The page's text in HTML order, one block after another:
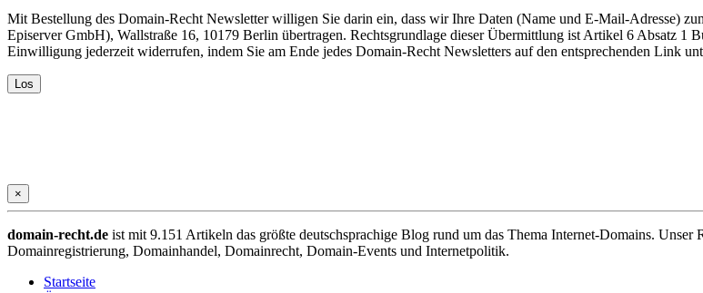
Mit Bestellung des Domain-Recht Newsletter willigen Sie darin ein, dass wir Ihre Daten (Name und E-Mail-Adresse)
Episerver GmbH), Wallstraße 16, 10179 Berlin übertragen. Rechtsgrundlage dieser Übermittlung ist Artikel 6 Absatz 1
Einwilligung jederzeit widerrufen, indem Sie am Ende jedes Domain-Recht Newsletters auf den entsprechenden Link
×
domain-recht.de ist mit 9.151 Artikeln das größte deutschsprachige Blog rund um das Thema Internet-Domains.
Domainregistrierung, Domainhandel, Domainrecht, Domain-Events und Internetpolitik.
Startseite